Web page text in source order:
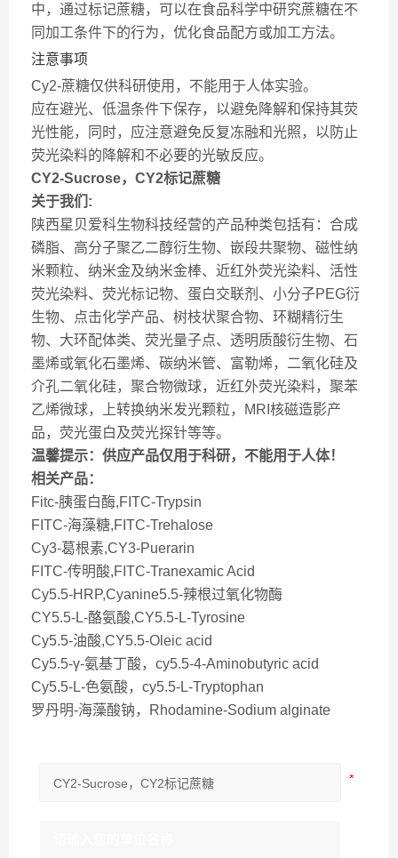
中，通过标记蔗糖，可以在食品科学中研究蔗糖在不
同加工条件下的行为，优化食品配方或加工方法。
注意事项
Cy2-蔗糖仅供科研使用，不能用于人体实验。
应在避光、低温条件下保存，以避免降解和保持其荧
光性能，同时，应注意避免反复冻融和光照，以防止
荧光染料的降解和不必要的光敏反应。
CY2-Sucrose，CY2标记蔗糖
关于我们:
陕西星贝爱科生物科技经营的产品种类包括有：合成
磷脂、高分子聚乙二醇衍生物、嵌段共聚物、磁性纳
米颗粒、纳米金及纳米金棒、近红外荧光染料、活性
荧光染料、荧光标记物、蛋白交联剂、小分子PEG衍
生物、点击化学产品、树枝状聚合物、环糊精衍生
物、大环配体类、荧光量子点、透明质酸衍生物、石
墨烯或氧化石墨烯、碳纳米管、富勒烯，二氧化硅及
介孔二氧化硅，聚合物微球，近红外荧光染料，聚苯
乙烯微球，上转换纳米发光颗粒，MRI核磁造影产
品，荧光蛋白及荧光探针等等。
温馨提示：供应产品仅用于科研，不能用于人体！
相关产品：
Fitc-胰蛋白酶,FITC-Trypsin
FITC-海藻糖,FITC-Trehalose
Cy3-葛根素,CY3-Puerarin
FITC-传明酸,FITC-Tranexamic Acid
Cy5.5-HRP,Cyanine5.5-辣根过氧化物酶
CY5.5-L-酪氨酸,CY5.5-L-Tyrosine
Cy5.5-油酸,CY5.5-Oleic acid
Cy5.5-γ-氨基丁酸，cy5.5-4-Aminobutyric acid
Cy5.5-L-色氨酸，cy5.5-L-Tryptophan
罗丹明-海藻酸钠，Rhodamine-Sodium alginate